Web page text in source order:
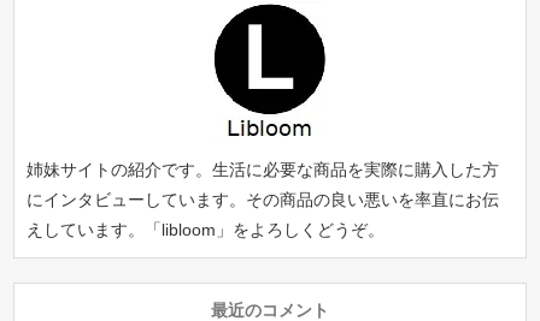
姉妹サイトの紹介です。生活に必要な商品を実際に購入した方
にインタビューしています。その商品の良い悪いを率直にお伝
えしています。「libloom 」をよろしくどうぞ。
最近のコメント